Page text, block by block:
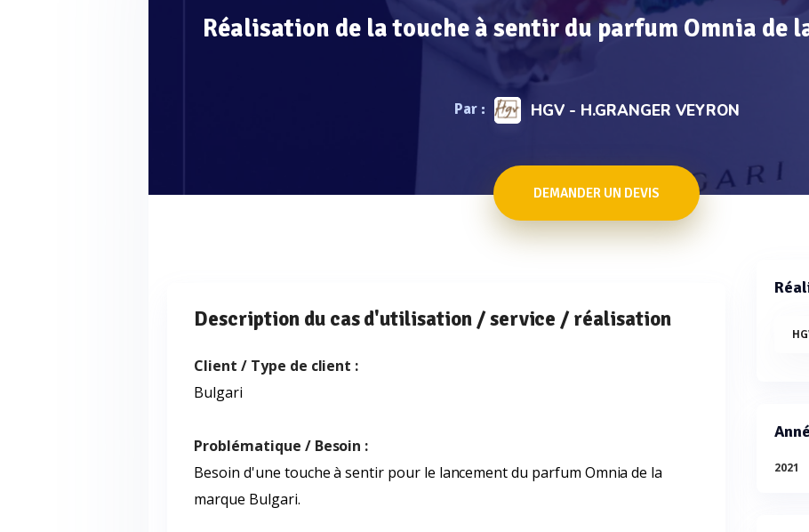
Réalisation de la touche à sentir du parfum Omnia de
Par : HGV - H.GRANGER VEYRON
DEMANDER UN DEVIS
Description du cas d'utilisation / service / réalisation
Client / Type de client :
Bulgari
Problématique / Besoin :
Besoin d'une touche à sentir pour le lancement du parfum Omnia de la
marque Bulgari.
2021